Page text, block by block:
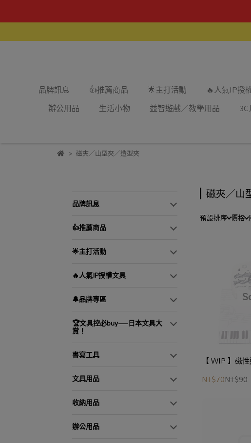
品牌訊息 👍推薦商品 🌟主打活動 🔥人氣IP授
辦公用品
生活小物 益智遊戲／教學用品
磁夾／山型夾／造型夾
品牌訊息
👍推薦商品
🌟主打活動
🔥人氣IP授權文具
🔔品牌專區
🏆文具控必buy—日本文具大
賞！
書寫工具
文具用品
收納用品
辦公用品
磁夾／山
預設排序 價格
【 WIP 】磁
NT$70NT$90